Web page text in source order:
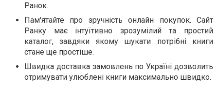
Ранок.
Пам'ятайте про зручність онлайн покупок. Сайт
Ранку має інтуїтивно зрозумілий та простий
каталог, завдяки якому шукати потрібні книги
стане ще простіше.
Швидка доставка замовлень по Україні дозволить
отримувати улюблені книги максимально швидко.